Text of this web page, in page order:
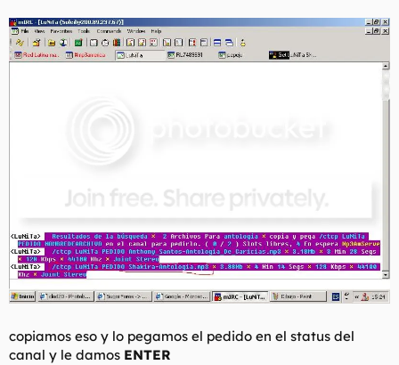
copiamos eso y lo pegamos el pedido en el status del
canal y le damos ENTER